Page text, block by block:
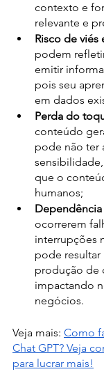
contexto e
relevante e
Risco de viés
podem
emitir
pois seu
em dados
Perda do
conteúdo
pode não ter
que o
humanos;
ocorrerem
interrupções
pode
produção de
impactando
negócios.
Veja mais: Como
Chat GPT? Veja
para lucrar mais!